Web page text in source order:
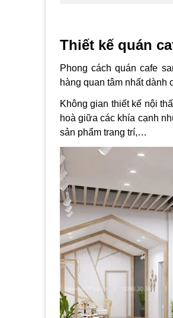
Thiết kế quán
Phong cách quán cafe
hàng quan tâm nhất dành
Không gian thiết kế nội
hoà giữa các khía cạnh
sản phẩm trang trí,…